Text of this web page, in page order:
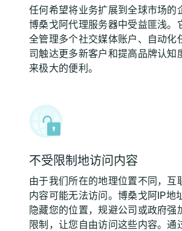
任何希望将业务扩展到全球市场的
博桑戈阿代理服务器中受益匪浅。
全管理多个社交媒体账户、自动化
司触达更多新客户和提高品牌认知
来极大的便利。
不受限制地访问内容
由于我们所在的地理位置不同，互
内容可能无法访问。博桑戈阿IP地
隐藏您的位置，规避公司或政府强
限制，让您自由访问这些内容。通